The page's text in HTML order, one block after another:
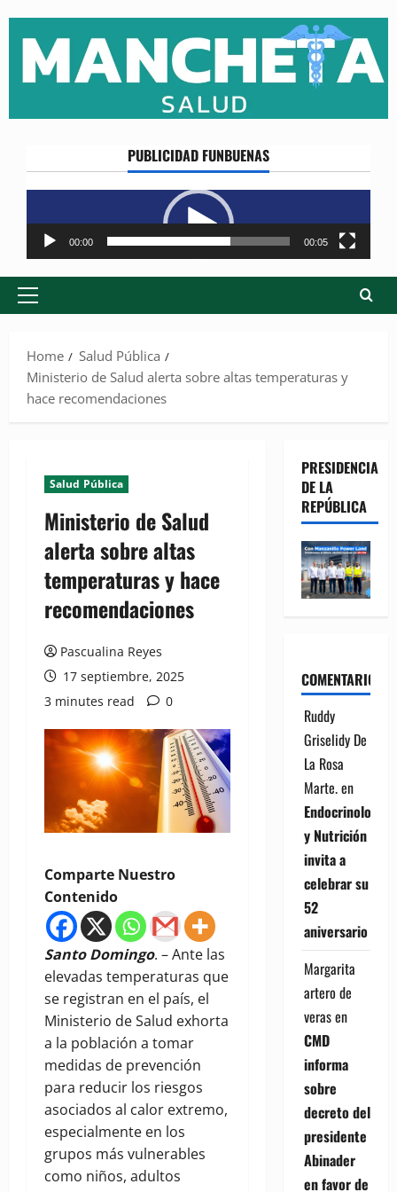
content
PUBLICIDAD FUNBUENAS
Reproductor
de
vídeo
00:00 00:05
Primary
Home
Salud Pública
Ministerio de Salud alerta sobre altas temperaturas y
hace recomendaciones
Salud Pública
Ministerio de Salud
alerta sobre altas
temperaturas y hace
recomendaciones
Pascualina Reyes
17 septiembre, 2025
3 minutes read
0
Comparte Nuestro
Contenido
Santo Domingo. – Ante las
elevadas temperaturas que
se registran en el país, el
Ministerio de Salud exhorta
a la población a tomar
medidas de prevención
para reducir los riesgos
asociados al calor extremo,
especialmente en los
grupos más vulnerables
como niños, adultos
PRESIDENCIA
DE LA
REPÚBLICA
COMENTARIOS
Ruddy
Griselidy De
La Rosa
Marte.en
Endocrinología
y Nutrición
invita a
celebrar su
52
aniversario
Margarita
artero de
verasen
CMD
informa
sobre
decreto del
presidente
Abinader
en favor de